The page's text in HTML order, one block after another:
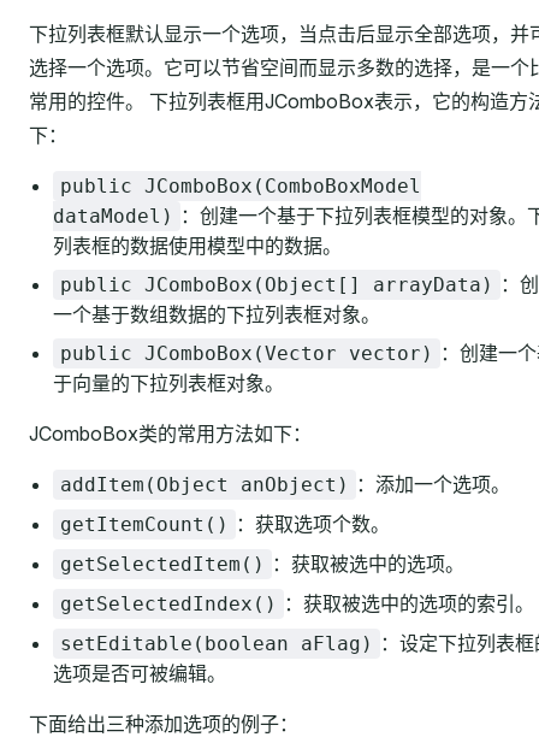
下拉列表框默认显示一个选项，当点击后显示全部选项，并
选择一个选项。它可以节省空间而显示多数的选择，是一个
常用的控件。 下拉列表框用JComboBox表示，它的构造方
下：
public JComboBox(ComboBoxModel
dataModel)
：创建一个基于下拉列表框模型的对象。
列表框的数据使用模型中的数据。
public JComboBox(Object[] arrayData)
：
一个基于数组数据的下拉列表框对象。
public JComboBox(Vector vector)
：创建一
于向量的下拉列表框对象。
JComboBox类的常用方法如下：
addItem(Object anObject) ：添加一个选项。
getItemCount() ：获取选项个数。
getSelectedItem() ：获取被选中的选项。
getSelectedIndex() ：获取被选中的选项的索引。
setEditable(boolean aFlag)
：设定下拉列表框
选项是否可被编辑。
下面给出三种添加选项的例子：